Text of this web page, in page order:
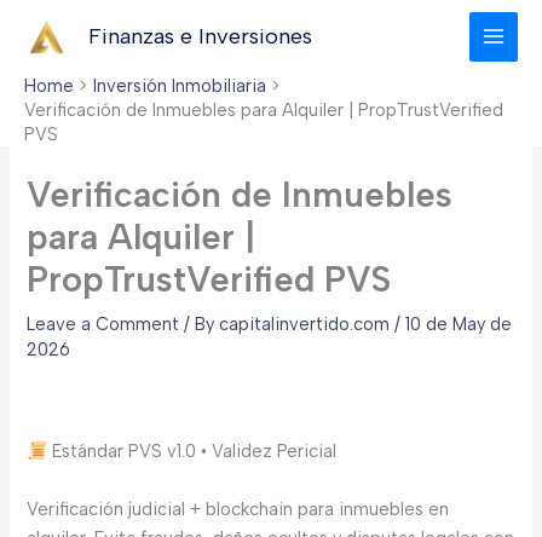
Finanzas e Inversiones
Home
Inversión Inmobiliaria
Verificación de Inmuebles para Alquiler | PropTrustVerified
PVS
Verificación de Inmuebles
para Alquiler |
PropTrustVerified PVS
Leave a Comment / Bycapitalinvertido.com/10 de May de
2026
Estándar PVS v1.0 • Validez Pericial
Verificación judicial + blockchain para inmuebles en